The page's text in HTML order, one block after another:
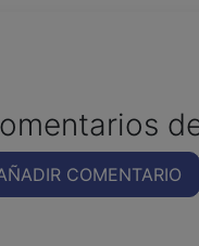
COMENTARIO